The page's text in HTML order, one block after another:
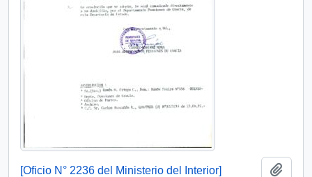
[Oficio N° 2236 del Ministerio del Interior]